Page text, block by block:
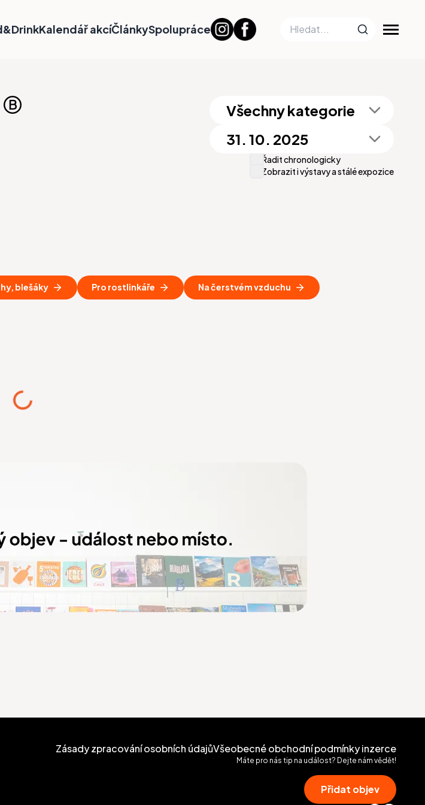
Kalendář akcíČlánkySpolupráce
Všechny kategorie
31. 10. 2025
Řadit chronologicky
Zobrazit i výstavy a stálé expozice
blešáky Pro rostlinkáře Na čerstvém vzduchu
Zásady zpracování osobních údajůVšeobecné obchodní podmínky inzerce
Máte pro nás tip na událost? Dejte nám vědět!
Přidat objev